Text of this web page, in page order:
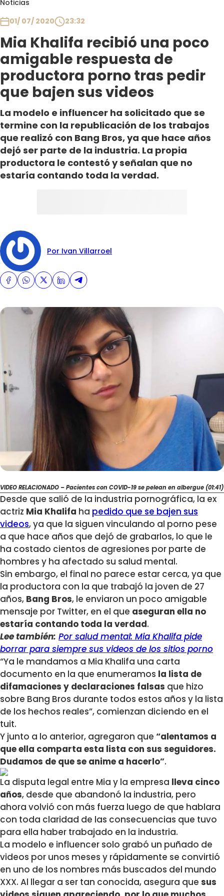
Noticias
01/ 07/ 2020
23:32
Mia Khalifa recibió una poco
amigable respuesta de
productora porno tras pedir
que bajen sus videos
La modelo e influencer ha solicitado que se
termine con la republicación de los trabajos
que realizó con Bang Bros, ya que hace años
dejó ser parte de la industria. La propia
productora le contestó y señalan que no
estaría contando toda la verdad.
Por Ivan Villarroel
VIDEO RELACIONADO – Pacientes con COVID-19 se pelean en albergue (01:41)
Desde que salió de la industria pornográfica, la ex
actriz Mia Khalifa ha pedido que se bajen sus
videos, ya que la siguen vinculando al porno pese
a que hace años que dejó de grabarlos, lo que le
ha costado cientos de agresiones por parte de
hombres y ha afectado su salud mental.
Sin embargo, el final no parece estar cerca, ya que
la productora con la que trabajó la joven de 27
años, Bang Bros, le enviaron un poco amigable
mensaje por Twitter, en el que aseguran ella no
estaría contando toda la verdad.
Lee también: Por salud mental: Mia Khalifa pide
borrar para siempre sus videos de los sitios porno
“Ya le mandamos a Mia Khalifa una carta
documento en la que enumeramos la lista de
difamaciones y declaraciones falsas que hizo
sobre Bang Bros durante todos estos años y la lista
de los hechos reales”, comienzan diciendo en el
tuit.
Y junto a lo anterior, agregaron que “alentamos a
que ella comparta esta lista con sus seguidores.
Dudamos de que se anime a hacerlo”.
La disputa legal entre Mia y la empresa lleva cinco
años, desde que abandonó la industria, pero
ahora volvió con más fuerza luego de que hablara
con toda claridad de las consecuencias que tuvo
para ella haber trabajado en la industria.
La modelo e influencer solo grabó un puñado de
videos por unos meses y rápidamente se convirtió
en uno de los nombres más buscados del mundo
XXX. Al llegar a ser tan conocida, asegura que sus
Club De La Comedia
Contigo en Directo
Plan Perfecto
El Tiempo
Sabingo
Todos Los Programas